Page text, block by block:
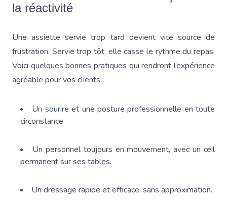
la réactivité
Une assiette servie trop tard devient vite source de
frustration. Servie trop tôt, elle casse le rythme du repas.
Voici quelques bonnes pratiques qui rendront l’expérience
agréable pour vos clients :
Un sourire et une posture professionnelle en toute
circonstance
Un personnel toujours en mouvement, avec un œil
permanent sur ses tables.
Un dressage rapide et efficace, sans approximation.